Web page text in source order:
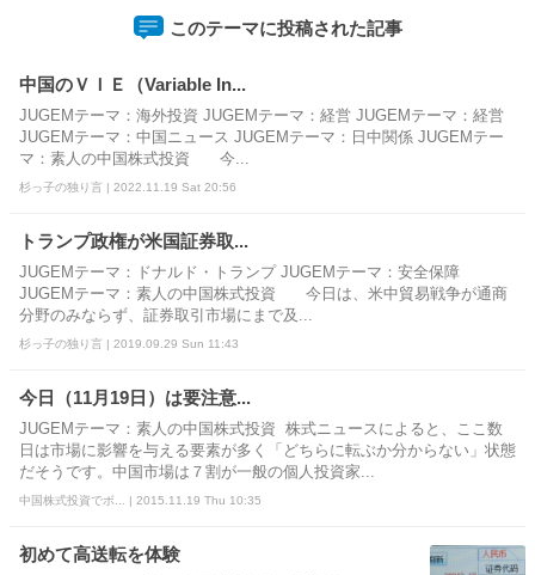
このテーマに投稿された記事
中国のＶＩＥ（Variable In...
JUGEMテーマ：海外投資 JUGEMテーマ：経営 JUGEMテーマ：経営
JUGEMテーマ：中国ニュース JUGEMテーマ：日中関係 JUGEMテー
マ：素人の中国株式投資 今...
杉っ子の独り言 | 2022.11.19 Sat 20:56
トランプ政権が米国証券取...
JUGEMテーマ：ドナルド・トランプ JUGEMテーマ：安全保障
JUGEMテーマ：素人の中国株式投資 今日は、米中貿易戦争が通商
分野のみならず、証券取引市場にまで及...
杉っ子の独り言 | 2019.09.29 Sun 11:43
今日（11月19日）は要注意...
JUGEMテーマ：素人の中国株式投資 株式ニュースによると、ここ数
日は市場に影響を与える要素が多く「どちらに転ぶか分からない」状態
だそうです。中国市場は７割が一般の個人投資家...
中国株式投資でボ... | 2015.11.19 Thu 10:35
初めて高送転を体験